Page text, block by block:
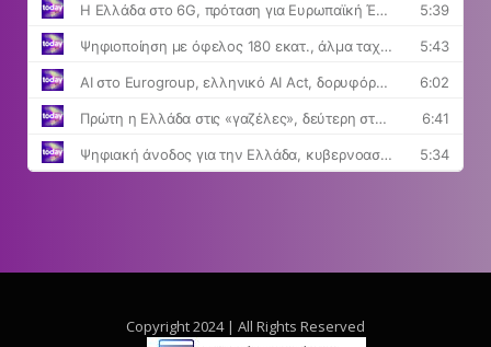
Copyright 2024 | All Rights Reserved